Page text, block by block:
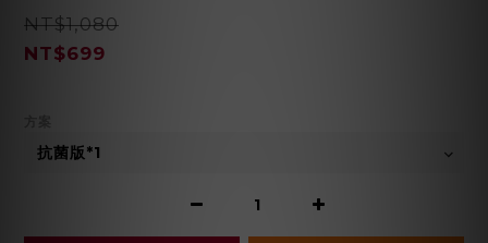
NT$1,080
NT$699